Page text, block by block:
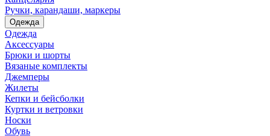
Ручки, карандаши, маркеры
Одежда
Одежда
Аксессуары
Брюки и шорты
Вязаные комплекты
Джемперы
Жилеты
Кепки и бейсболки
Куртки и ветровки
Носки
Обувь